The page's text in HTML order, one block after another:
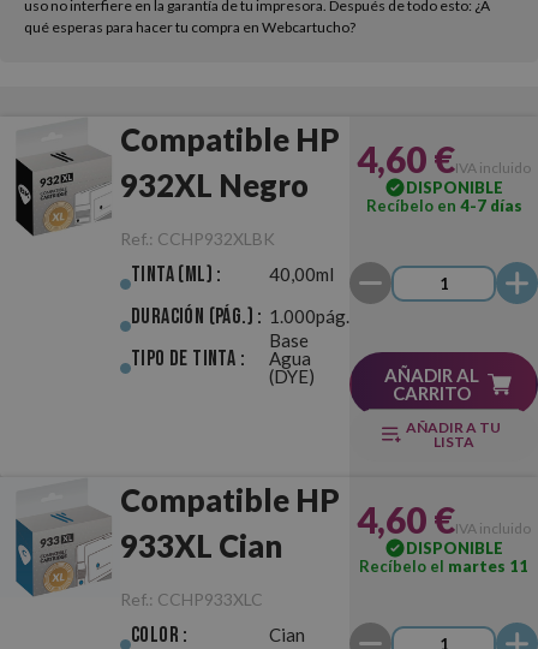
uso no interfiere en la garantía de tu impresora. Después de todo esto: ¿A
qué esperas para hacer tu compra en Webcartucho?
Compatible HP
932XL Negro
Ref.: CCHP932XLBK
Tinta (ml) : 40,00ml
Duración (pág.) : 1.000pág.
Tipo de Tinta :
Base
Agua
(DYE)
4,60 €IVA incluido
DISPONIBLE
Recíbelo en 4-7 días
AÑADIR AL
CARRITO
AÑADIR A TU
LISTA
Compatible HP
933XL Cian
Ref.: CCHP933XLC
Color : Cian
4,60 €IVA incluido
DISPONIBLE
Recíbelo el martes 11